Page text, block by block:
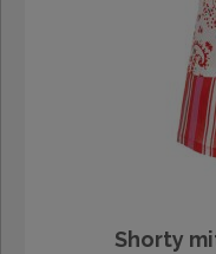
Shorty